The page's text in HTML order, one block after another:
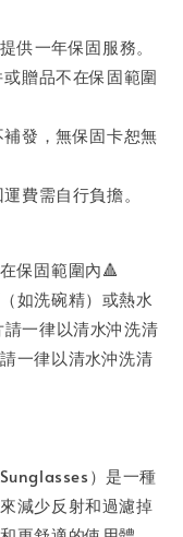
供一年保固服務。
贈品不在保固範圍
發，無保固卡恕無
費需自行負擔。
保固範圍內🔺
如洗碗精）或熱水
一律以清水沖洗清
一律以清水沖洗清
）是一種
減少反射和過濾掉